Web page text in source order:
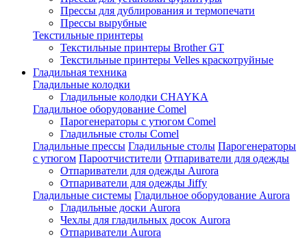
Прессы для дублирования и термопечати
Прессы вырубные
Текстильные принтеры
Текстильные принтеры Brother GT
Текстильные принтеры Velles краскотруйные
Гладильная техника
Гладильные колодки
Гладильные колодки CHAYKA
Гладильное оборудование Comel
Парогенераторы с утюгом Comel
Гладильные столы Comel
Гладильные прессы Гладильные столы Парогенераторы
с утюгом Пароотчистители Отпариватели для одежды
Отпариватели для одежды Aurora
Отпариватели для одежды Jiffy
Гладильные системы Гладильное оборудование Aurora
Гладильные доски Aurora
Чехлы для гладильных досок Aurora
Отпариватели Aurora